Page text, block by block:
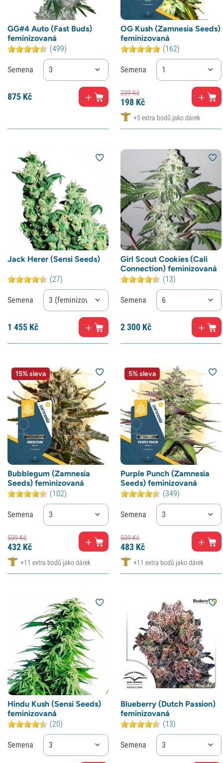
GG#4 Auto (Fast Buds)
feminizovaná
(499)
Semena 3
875 Kč
OG Kush (Zamnesia Seeds)
feminizovaná
(162)
Semena 1
209Kč
198 Kč
+5 extra bodů jako dárek
Jack Herer (Sensi Seeds)
(27)
Semena 3 (feminizované)
1 455 Kč
Girl Scout Cookies (Cali
Connection) feminizovaná
(13)
Semena 6
2300 Kč
15% sleva
Bubblegum (Zamnesia
Seeds) feminizovaná
(102)
Semena 3
509Kč
432 Kč
+11 extra bodů jako dárek
5% sleva
Purple Punch (Zamnesia
Seeds) feminizovaná
(349)
Semena 3
509Kč
483 Kč
+11 extra bodů jako dárek
Hindu Kush (Sensi Seeds)
feminizovaná
(20)
Semena 3
Blueberry (Dutch Passion)
feminizovaná
(13)
Semena 3